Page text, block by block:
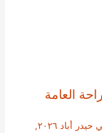
العامة
أباد ٢٠٢٦
,